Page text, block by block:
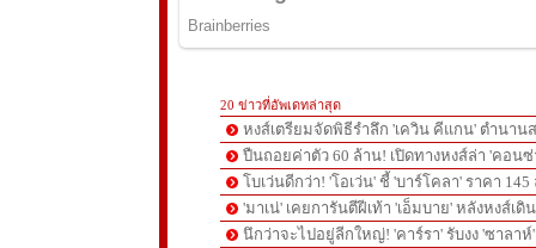
20 ข่าวที่อัพเดทล่าสุด
หงส์เตรียมจัดพิธีรำลึก 'เควิน คีแกน' ตำนาน
ปืนถอยค่าตัว 60 ล้าน! เปิดทางหงส์ล่า 'คอนซ่
โบเว่นดีกว่า! 'โอเว่น' ชี้ 'บาร์โคลา' ราคา
'มาเน่' เคยการันตีฝีเท้า 'เอ็มบาย' หลังหงส์เดิ
นึกว่าจะไปอยู่ลีกใหญ่! 'คาร์รา' รับงง 'ซาลา